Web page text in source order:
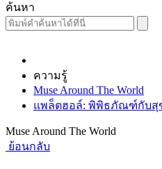
ค้นหา
ความรู้
Muse Around The World
แพล็ตฮอล์: พิพิธภัณฑ์กับสุ
Muse Around The World
ย้อนกลับ